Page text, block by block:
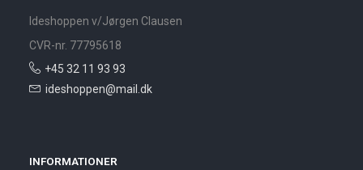
Ideshoppen v/Jørgen Clausen
CVR-nr. 77795618
+45 32 11 93 93
ideshoppen@mail.dk
INFORMATIONER